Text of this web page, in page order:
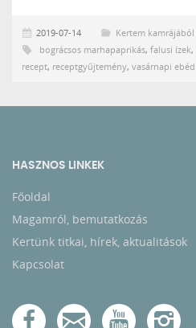
2019-07-14
Kertem kamrájából
bográcsos marhapaprikás, falusi ízek,
recept, receptgyűjtemény, vasárnapi ebéd
HASZNOS LINKEK
Főoldal
Magamról, bemutatkozás
Kertünk titkai, hírek, aktualitások
Kapcsolat